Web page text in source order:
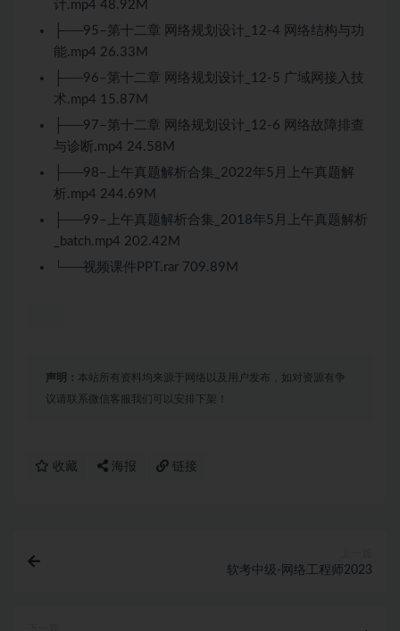
计.mp4 48.92M
├──95–第十二章 网络规划设计_12-4 网络结构与功
能.mp4 26.33M
├──96–第十二章 网络规划设计_12-5 广域网接入技
术.mp4 15.87M
├──97–第十二章 网络规划设计_12-6 网络故障排查
与诊断.mp4 24.58M
├──98–上午真题解析合集_2022年5月上午真题解
析.mp4 244.69M
├──99–上午真题解析合集_2018年5月上午真题解析
_batch.mp4 202.42M
└──视频课件PPT.rar 709.89M
声明： 本站所有资料均来源于网络以及用户发布，如对资源有争
议请联系微信客服我们可以安排下架！
收藏 海报 链接
软考中级-网络工程师2023